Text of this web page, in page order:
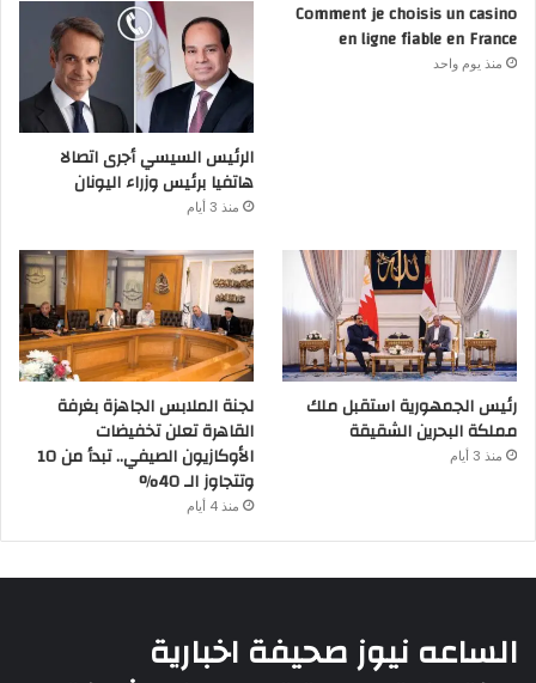
Comment je choisis un casino
en ligne fiable en France
منذ يوم واحد
الرئيس السيسي أجرى اتصالا
هاتفيا برئيس وزراء اليونان
منذ 3 أيام
رئيس الجمهورية استقبل ملك
مملكة البحرين الشقيقة
منذ 3 أيام
لجنة الملابس الجاهزة بغرفة
القاهرة تعلن تخفيضات
الأوكازيون الصيفي.. تبدأ من 10
وتتجاوز الـ 40%
منذ 4 أيام
الساعه نيوز صحيفة اخبارية